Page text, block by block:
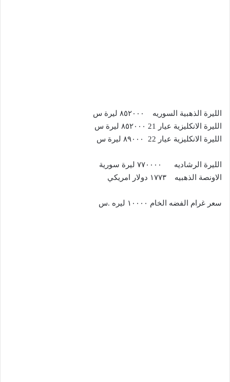
الليرة الذهبية السوريه ٨٥٢٠٠٠ ليرة س
الليرة الانكليزية عيار 21 ٨٥٢٠٠٠ ليرة س
الليرة الانكليزية عيار 22 ٨٩٠٠٠ ليرة س
الليرة الرشاديه ٧٧٠٠٠٠ ليرة سورية
الاونصة الذهبيه ١٧٧٣ دولار امريكي
سعر غرام الفضه الخام ١٠٠٠٠ ليره .س